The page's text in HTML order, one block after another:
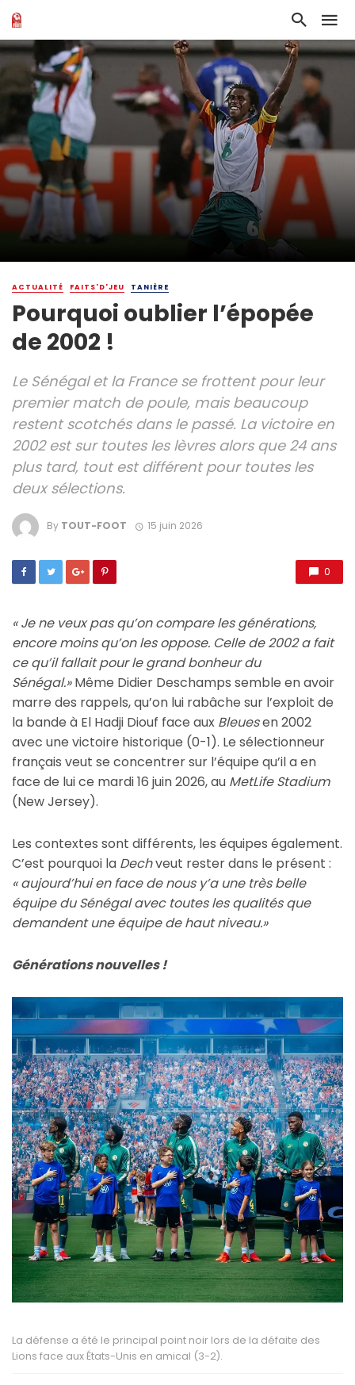
ACTUALITÉ FAITS'D'JEU TANIÈRE
Pourquoi oublier l’épopée
de 2002 !
Le Sénégal et la France se frottent pour leur
premier match de poule, mais beaucoup
restent scotchés dans le passé. La victoire en
2002 est sur toutes les lèvres alors que 24 ans
plus tard, tout est différent pour toutes les
deux sélections.
By TOUT-FOOT 15 juin 2026
0
« Je ne veux pas qu’on compare les générations,
encore moins qu’on les oppose. Celle de 2002 a fait
ce qu’il fallait pour le grand bonheur du
Sénégal.»Même Didier Deschamps semble en avoir
marre des rappels, qu’on lui rabâche sur l’exploit de
la bande à El Hadji Diouf face aux Bleuesen 2002
avec une victoire historique (0-1). Le sélectionneur
français veut se concentrer sur l’équipe qu’il a en
face de lui ce mardi 16 juin 2026, au MetLife Stadium
(New Jersey).
Les contextes sont différents, les équipes également.
C’est pourquoi la Dechveut rester dans le présent :
« aujourd’hui en face de nous y’a une très belle
équipe du Sénégal avec toutes les qualités que
demandent une équipe de haut niveau.»
Générations nouvelles !
La défense a été le principal point noir lors de la défaite des
Lions face aux États-Unis en amical (3-2).